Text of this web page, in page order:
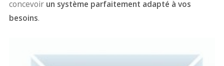
concevoir un système parfaitement adapté à vos
besoins.